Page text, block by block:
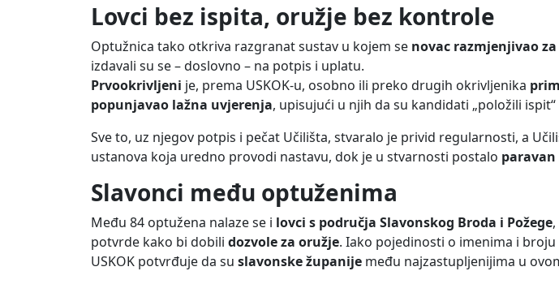
Lovci bez ispita, oružje bez kontrole
Optužnica tako otkriva razgranat sustav u kojem se novac razmjenjivao
izdavali su se – doslovno – na potpis i uplatu.
Prvookrivljeni je, prema USKOK-u, osobno ili preko drugih okrivljenika
popunjavao lažna uvjerenja, upisujući u njih da su kandidati „položili
Sve to, uz njegov potpis i pečat Učilišta, stvaralo je privid regularnosti, a
ustanova koja uredno provodi nastavu, dok je u stvarnosti postalo
Slavonci među optuženima
Među 84 optužena nalaze se i lovci s područja Slavonskog Broda i Požege
potvrde kako bi dobili dozvole za oružje. Iako pojedinosti o imenima i
USKOK potvrđuje da su slavonske županije među najzastupljenijima u